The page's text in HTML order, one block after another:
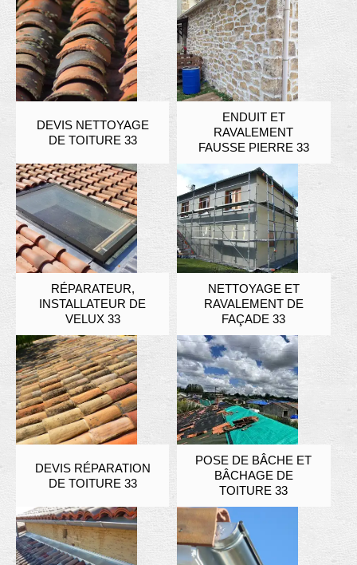
DEVIS NETTOYAGE
DE TOITURE 33
ENDUIT ET
RAVALEMENT
FAUSSE PIERRE 33
RÉPARATEUR,
INSTALLATEUR DE
VELUX 33
NETTOYAGE ET
RAVALEMENT DE
FAÇADE 33
DEVIS RÉPARATION
DE TOITURE 33
POSE DE BÂCHE ET
BÂCHAGE DE
TOITURE 33